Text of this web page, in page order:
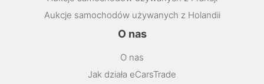
Aukcje samochodów używanych z Holandii
O nas
O nas
Jak działa eCarsTrade